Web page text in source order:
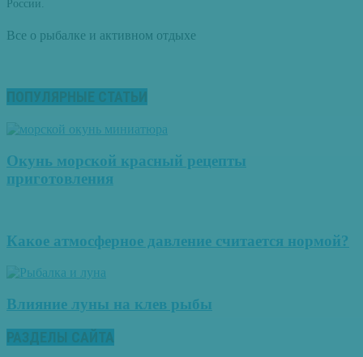
России.
Все о рыбалке и активном отдыхе
ПОПУЛЯРНЫЕ СТАТЬИ
Окунь морской красный рецепты
приготовления
Какое атмосферное давление считается нормой?
Влияние луны на клев рыбы
РАЗДЕЛЫ САЙТА